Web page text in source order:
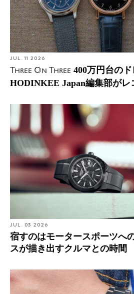
JUL. 11 2026
Three On Three 400万円台の
HODINKEE Japan編集部がレ
JUL. 03 2026
宿すのはモータースポーツへ
スが描き出すクルマとの時間